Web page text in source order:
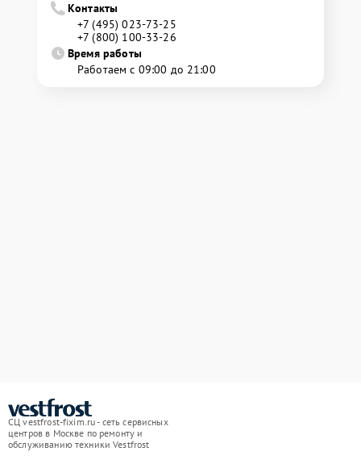
Контакты
+7 (495) 023-73-25
+7 (800) 100-33-26
Время работы
Работаем с 09:00 до 21:00
СЦ vestfrost-fixim.ru - сеть сервисных
центров в Москве по ремонту и
обслуживанию техники Vestfrost